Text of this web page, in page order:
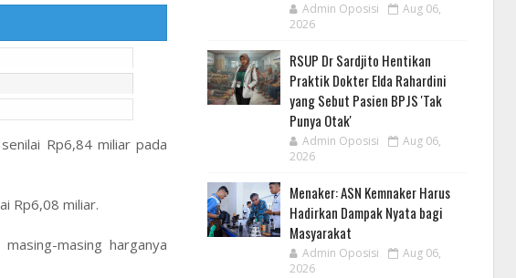
Rp6,84 miliar pada
Rp6,08 miliar.
masing harganya
Admin Oposisi
Aug 06,
2026
RSUP Dr Sardjito Hentikan
Praktik Dokter Elda Rahardini
yang Sebut Pasien BPJS 'Tak
Punya Otak'
Admin Oposisi
Aug 06,
2026
Menaker: ASN Kemnaker Harus
Hadirkan Dampak Nyata bagi
Masyarakat
Admin Oposisi
Aug 06,
2026